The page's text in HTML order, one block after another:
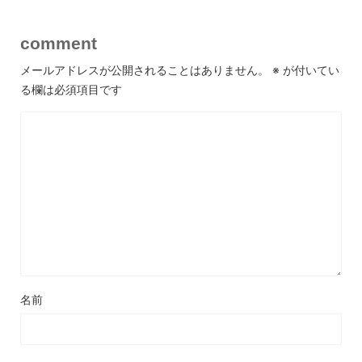
comment
メールアドレスが公開されることはありません。 ※ が付いてい
る欄は必須項目です
名前